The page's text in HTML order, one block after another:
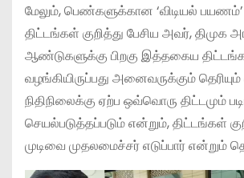
மேலும், பெண்களுக்கான ‘விடியல்
திட்டங்கள் குறித்து பேசிய அவர், திமுக
ஆண்டுகளுக்கு பிறகு இத்தகைய
வழங்கியிருப்பது அனைவருக்கும்
நிதிநிலைக்கு ஏற்ப ஒவ்வொரு திட்டமும்
செயல்படுத்தப்படும் என்றும், திட்டங்கள்
முடிவை முதலமைச்சர் எடுப்பார் என்றும்